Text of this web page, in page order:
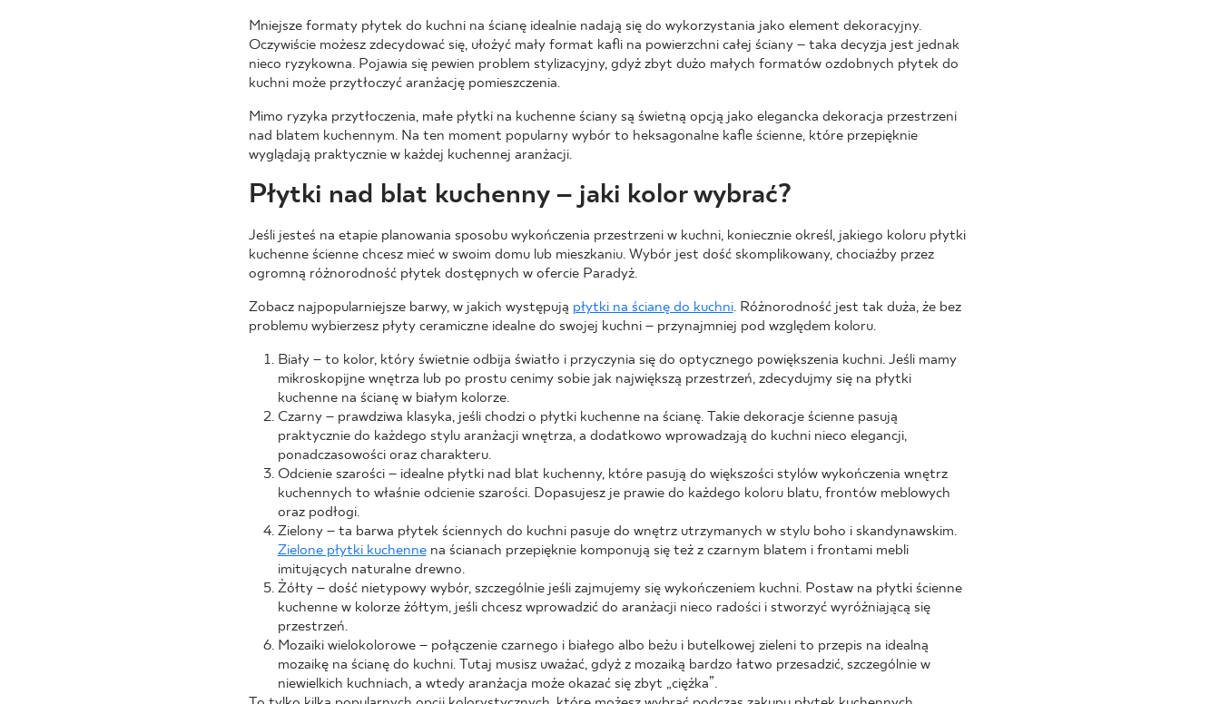
Mniejsze formaty płytek do kuchni na ścianę idealnie nadają się do wykorzystania jako element dekoracyjny.
Oczywiście możesz zdecydować się, ułożyć mały format kafli na powierzchni całej ściany – taka decyzja jest jednak
nieco ryzykowna. Pojawia się pewien problem stylizacyjny, gdyż zbyt dużo małych formatów ozdobnych płytek do
kuchni może przytłoczyć aranżację pomieszczenia.
Mimo ryzyka przytłoczenia, małe płytki na kuchenne ściany są świetną opcją jako elegancka dekoracja przestrzeni
nad blatem kuchennym. Na ten moment popularny wybór to heksagonalne kafle ścienne, które przepięknie
wyglądają praktycznie w każdej kuchennej aranżacji.
Płytki nad blat kuchenny – jaki kolor wybrać?
Jeśli jesteś na etapie planowania sposobu wykończenia przestrzeni w kuchni, koniecznie określ, jakiego koloru płytki
kuchenne ścienne chcesz mieć w swoim domu lub mieszkaniu. Wybór jest dość skomplikowany, chociażby przez
ogromną różnorodność płytek dostępnych w ofercie Paradyż.
Zobacz najpopularniejsze barwy, w jakich występują płytki na ścianę do kuchni. Różnorodność jest tak duża, że bez
problemu wybierzesz płyty ceramiczne idealne do swojej kuchni – przynajmniej pod względem koloru.
Biały – to kolor, który świetnie odbija światło i przyczynia się do optycznego powiększenia kuchni. Jeśli mamy
mikroskopijne wnętrza lub po prostu cenimy sobie jak największą przestrzeń, zdecydujmy się na płytki
kuchenne na ścianę w białym kolorze.
Czarny – prawdziwa klasyka, jeśli chodzi o płytki kuchenne na ścianę. Takie dekoracje ścienne pasują
praktycznie do każdego stylu aranżacji wnętrza, a dodatkowo wprowadzają do kuchni nieco elegancji,
ponadczasowości oraz charakteru.
Odcienie szarości – idealne płytki nad blat kuchenny, które pasują do większości stylów wykończenia wnętrz
kuchennych to właśnie odcienie szarości. Dopasujesz je prawie do każdego koloru blatu, frontów meblowych
oraz podłogi.
Zielony – ta barwa płytek ściennych do kuchni pasuje do wnętrz utrzymanych w stylu boho i skandynawskim.
Zielone płytki kuchennena ścianach przepięknie komponują się też z czarnym blatem i frontami mebli
imitujących naturalne drewno.
Żółty – dość nietypowy wybór, szczególnie jeśli zajmujemy się wykończeniem kuchni. Postaw na płytki ścienne
kuchenne w kolorze żółtym, jeśli chcesz wprowadzić do aranżacji nieco radości i stworzyć wyróżniającą się
przestrzeń.
Mozaiki wielokolorowe – połączenie czarnego i białego albo beżu i butelkowej zieleni to przepis na idealną
mozaikę na ścianę do kuchni. Tutaj musisz uważać, gdyż z mozaiką bardzo łatwo przesadzić, szczególnie w
niewielkich kuchniach, a wtedy aranżacja może okazać się zbyt „ciężka”.